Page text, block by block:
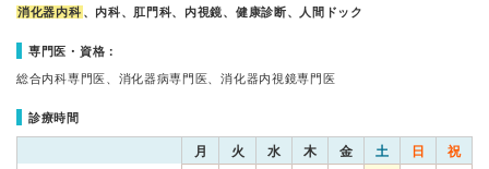
消化器内科 、内科、肛門科、内視鏡、健康診断、人間ドック
専門医・資格：
総合内科専門医、消化器病専門医、消化器内視鏡専門医
診療時間
月 火 水 木 金 土 日 祝